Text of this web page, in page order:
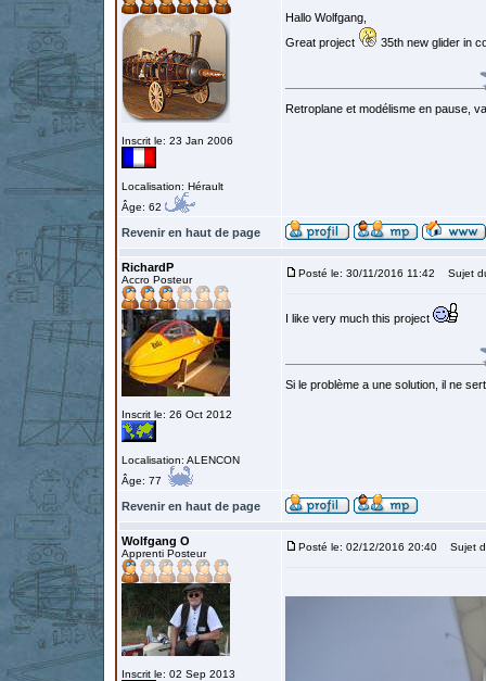
Inscrit le: 23 Jan 2006
Localisation: Hérault
Âge: 62
Hallo Wolfgang,
Great project
35th new glider in
Retroplane et modélisme en pause,
Revenir en haut de page
RichardP
Accro Posteur
Inscrit le: 26 Oct 2012
Localisation: ALENCON
Âge: 77
Posté le: 30/11/2016 11:42 Sujet
I like very much this project
Si le problème a une solution, il ne
Revenir en haut de page
Wolfgang O
Apprenti Posteur
Inscrit le: 02 Sep 2013
Posté le: 02/12/2016 20:40 Sujet